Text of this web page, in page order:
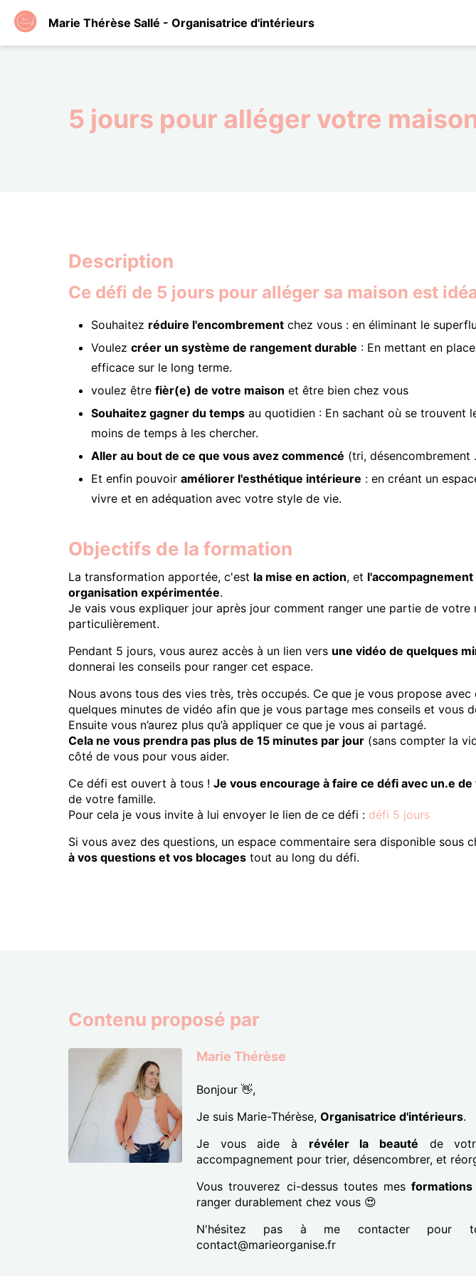
Marie Thérèse Sallé - Organisatrice d'intérieurs
5 jours pour alléger votre
Description
Ce défi de 5 jours pour alléger sa maison est
Souhaitez réduire l'encombrement chez vous : en éliminant le
Voulez créer un système de rangement durable : En mettant en
efficace sur le long terme.
voulez être fièr(e) de votre maison et être bien chez vous
Souhaitez gagner du temps au quotidien : En sachant où se trouvent
moins de temps à les chercher.
Aller au bout de ce que vous avez commencé (tri, désencombrement
Et enfin pouvoir améliorer l'esthétique intérieure : en créant un
vivre et en adéquation avec votre style de vie.
Objectifs de la formation
La transformation apportée, c'est la mise en action, et
organisation expérimentée.
Je vais vous expliquer jour après jour comment ranger une partie de votre
particulièrement.
Pendant 5 jours, vous aurez accès à un lien vers une vidéo de quelques
donnerai les conseils pour ranger cet espace.
Nous avons tous des vies très, très occupés. Ce que je vous propose avec
quelques minutes de vidéo afin que je vous partage mes conseils et vous
Ensuite vous n’aurez plus qu’à appliquer ce que je vous ai partagé.
Cela ne vous prendra pas plus de 15 minutes par jour (sans compter la
côté de vous pour vous aider.
Ce défi est ouvert à tous ! Je vous encourage à faire ce défi avec un.e de
de votre famille.
Pour cela je vous invite à lui envoyer le lien de ce défi : défi 5 jours
Si vous avez des questions, un espace commentaire sera disponible sous
à vos questions et vos blocages tout au long du défi.
Contenu proposé par
Marie Thérèse
Bonjour 👋,
Je suis Marie-Thérèse, Organisatrice d'intérieurs.
Je vous aide à révéler la beauté de
accompagnement pour trier, désencombrer, et
Vous trouverez ci-dessus toutes mes
ranger durablement chez vous 😍
N'hésitez pas à me contacter pour
contact@marieorganise.fr